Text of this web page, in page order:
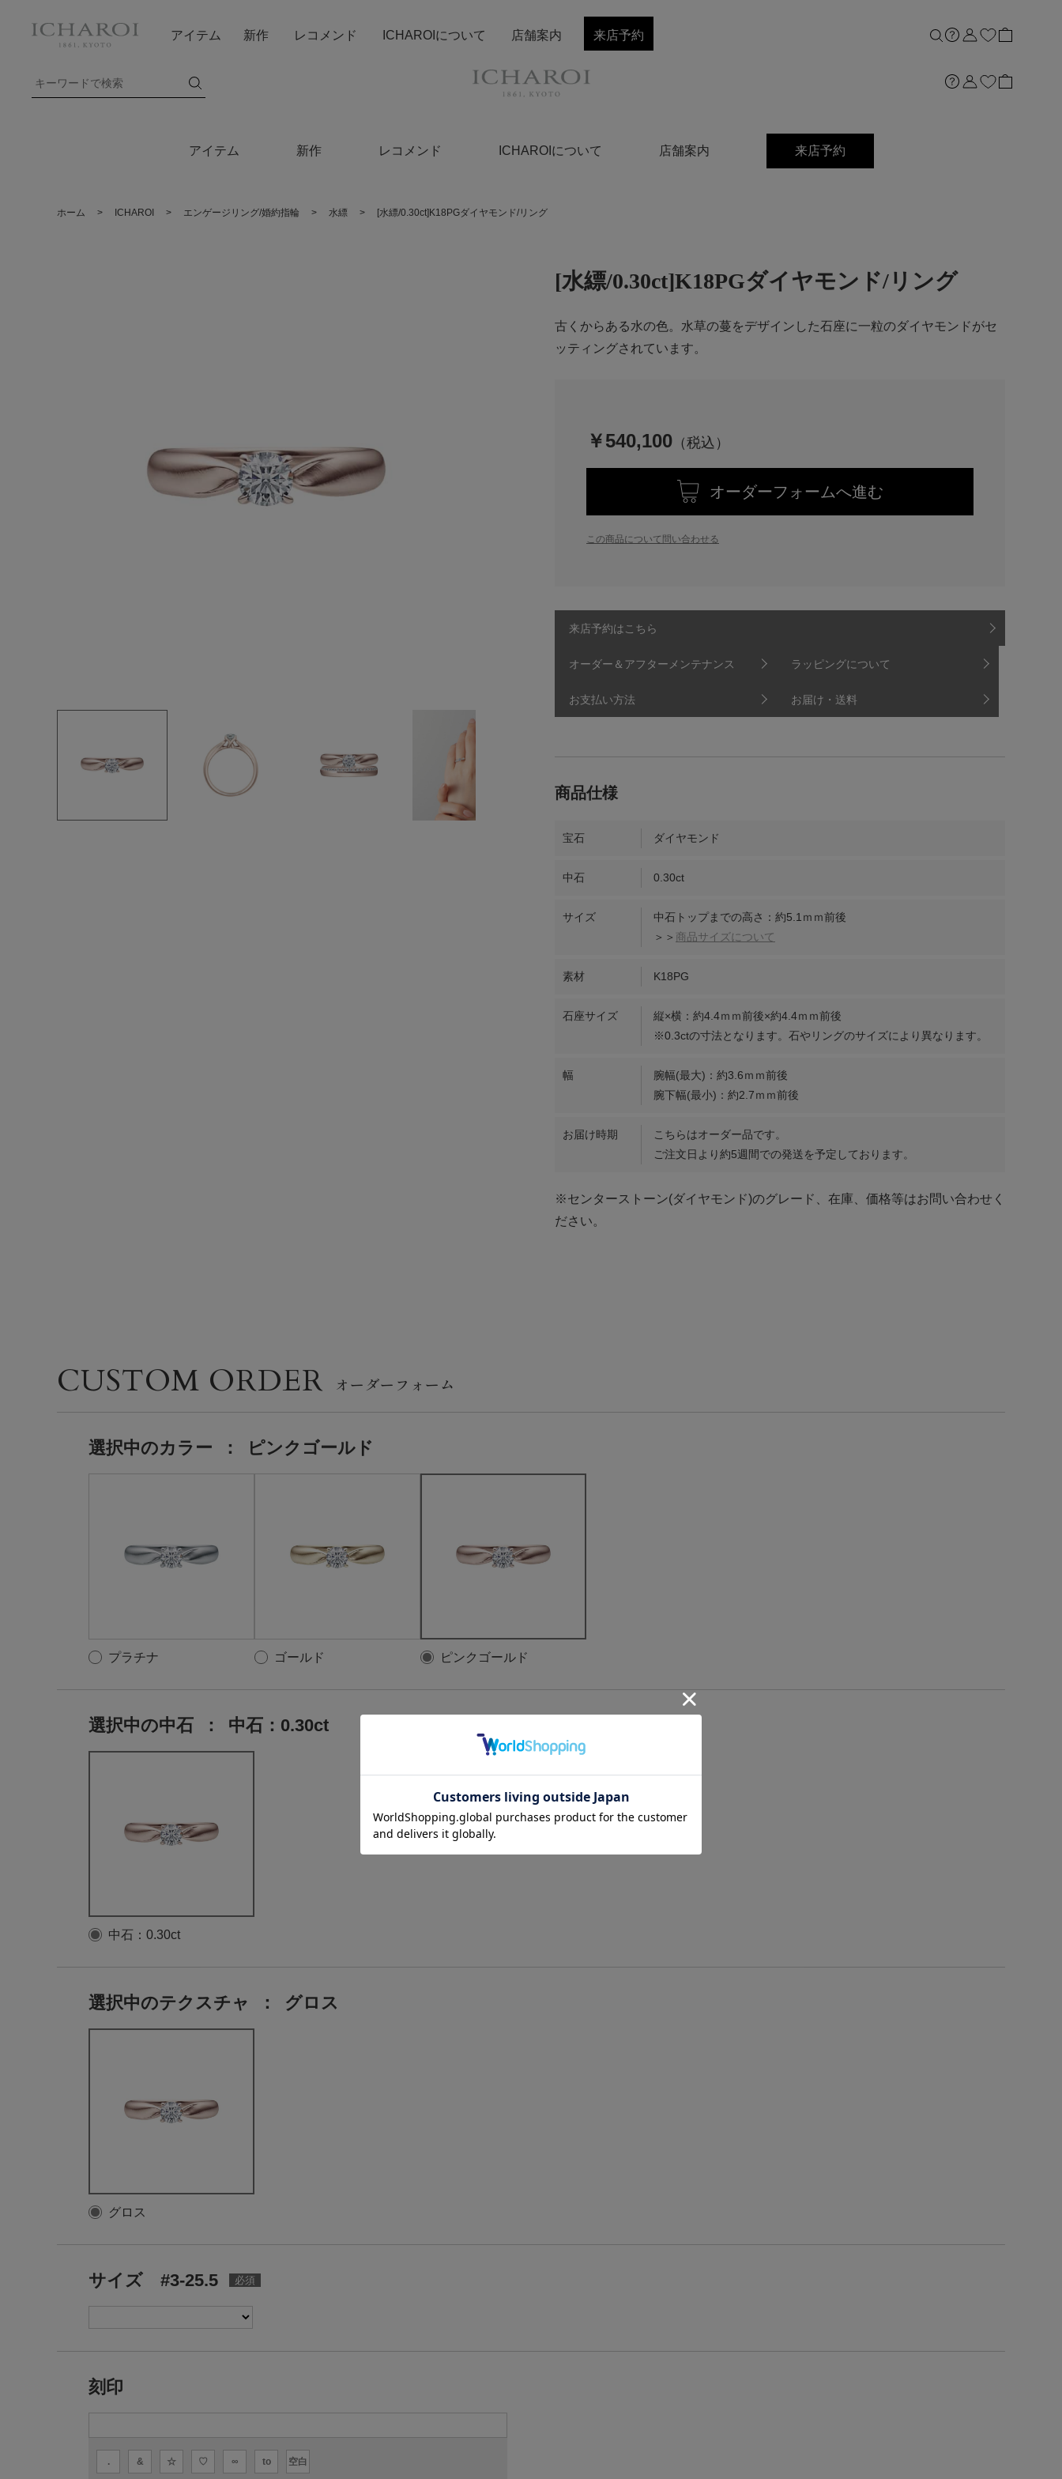
アイテム 新作 レコメンド ICHAROIについて 店舗案内 来店予約
アイテム 新作 レコメンド ICHAROIについて 店舗案内 来店予約
ホーム > ICHAROI > エンゲージリング/婚約指輪 > 水縹 > [水縹/0.30ct]K18PGダイヤモンド/リング
[水縹/0.30ct]K18PGダイヤモンド/リング
古くからある水の色。水草の蔓をデザインした石座に一粒のダイヤモンドがセ
ッティングされています。
￥540,100
オーダーフォームへ進む
この商品について問い合わせる
来店予約はこちら
オーダー＆アフターメンテナンス ラッピングについて
お支払い方法 お届け・送料
宝石 ダイヤモンド
中石 0.30ct
サイズ
中石トップまでの高さ：約5.1ｍｍ前後
＞＞ 商品サイズについて
素材 K18PG
石座サイズ
縦×横：約4.4ｍｍ前後×約4.4ｍｍ前後
※0.3ctの寸法となります。石やリングのサイズにより異なります。
幅
腕幅(最大)：約3.6ｍｍ前後
腕下幅(最小)：約2.7ｍｍ前後
お届け時期
こちらはオーダー品です。
ご注文日より約5週間での発送を予定しております。
※センターストーン(ダイヤモンド)のグレード、在庫、価格等はお問い合わせく
ださい。
CUSTOM ORDER
選択中のカラー ： ピンクゴールド
プラチナ ゴールド ピンクゴールド
選択中の中石 ： 中石：0.30ct
中石：0.30ct
選択中のテクスチャ ： グロス
グロス
サイズ #3-25.5
刻印
. & ☆ ♡ ∞ to 空白